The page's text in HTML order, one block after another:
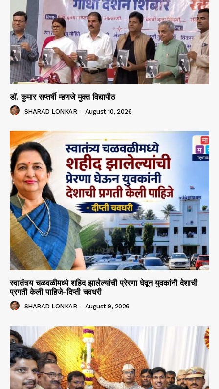
डॉ. कुमार सप्तर्षी म्हणजे मुक्त विद्यापीठ
SHARAD LONKAR - August 10, 2026
स्वातंत्र्य चळवळीमध्ये शहिद झालेल्यांची प्रेरणा घेवून युवकांनी देशाची
प्रगती केली पाहिजे-दिप्ती चवधरी
SHARAD LONKAR - August 9, 2026